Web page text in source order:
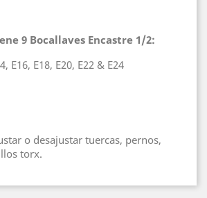
9 Bocallaves Encastre 1/2:
E16, E18, E20, E22 & E24
o desajustar tuercas, pernos,
torx.